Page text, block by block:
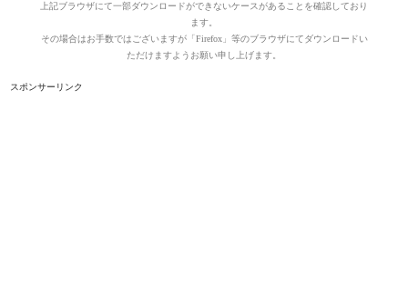
上記ブラウザにて一部ダウンロードができないケースがあることを確認しており
ます。
その場合はお手数ではございますが「Firefox」等のブラウザにてダウンロードい
ただけますようお願い申し上げます。
スポンサーリンク